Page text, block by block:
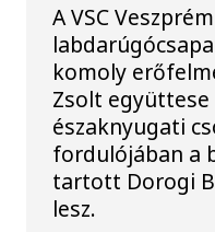
A VSC
komoly
Zsolt együttese
északnyugati
fordulójában a
tartott Dorogi
lesz.